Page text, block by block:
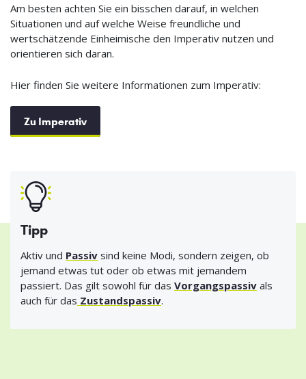
Am besten achten Sie ein bisschen darauf, in welchen
Situationen und auf welche Weise freundliche und
wertschätzende Einheimische den Imperativ nutzen und
orientieren sich daran.
Hier finden Sie weitere Informationen zum Imperativ:
Zu Imperativ
Tipp
Aktiv und Passiv sind keine Modi, sondern zeigen, ob
jemand etwas tut oder ob etwas mit jemandem
passiert. Das gilt sowohl für das Vorgangspassiv als
auch für das Zustandspassiv.